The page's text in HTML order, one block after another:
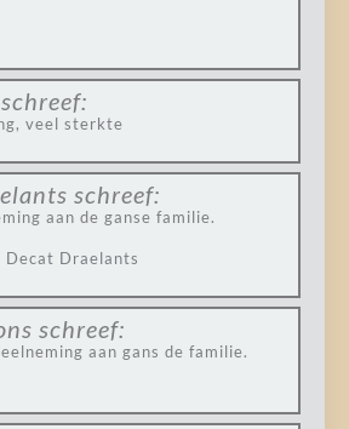
schreef:
veel sterkte
schreef:
aan de ganse familie.
Draelants
schreef:
aan gans de familie.